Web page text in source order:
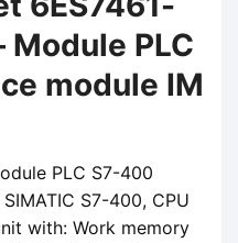
PLC
module IM
PLC S7-400
S7-400, CPU
with: Work memory